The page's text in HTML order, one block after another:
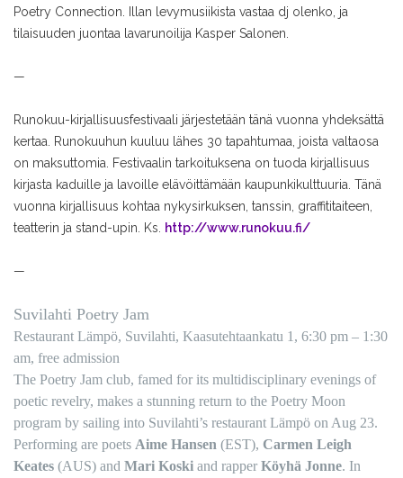
Poetry Connection. Illan levymusiikista vastaa dj olenko, ja
tilaisuuden juontaa lavarunoilija Kasper Salonen.
—
Runokuu-kirjallisuusfestivaali järjestetään tänä vuonna yhdeksättä
kertaa. Runokuuhun kuuluu lähes 30 tapahtumaa, joista valtaosa
on maksuttomia. Festivaalin tarkoituksena on tuoda kirjallisuus
kirjasta kaduille ja lavoille elävöittämään kaupunkikulttuuria. Tänä
vuonna kirjallisuus kohtaa nykysirkuksen, tanssin, graffititaiteen,
teatterin ja stand-upin. Ks.
http://www.runokuu.fi/
—
Suvilahti Poetry Jam
Restaurant Lämpö, Suvilahti, Kaasutehtaankatu 1, 6:30 pm – 1:30
am, free admission
The Poetry Jam club, famed for its multidisciplinary evenings of
poetic revelry, makes a stunning return to the Poetry Moon
program by sailing into Suvilahti’s restaurant Lämpö on Aug 23.
Performing are poets Aime Hansen (EST), Carmen Leigh
Keates (AUS) and Mari Koski and rapper Köyhä Jonne. In